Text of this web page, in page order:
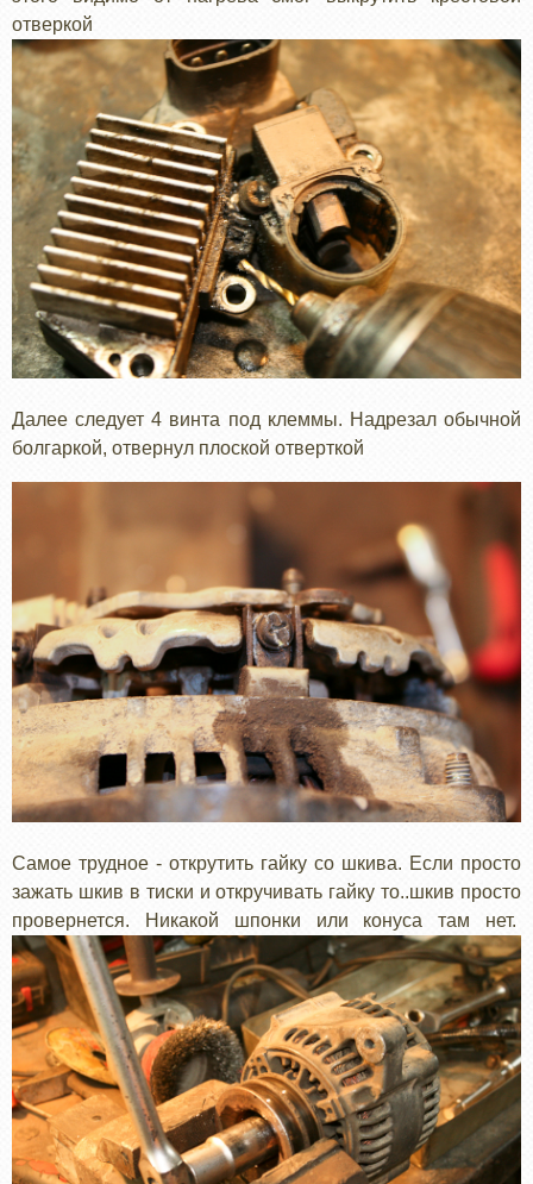
отверкой
Далее следует 4 винта под клеммы. Надрезал обычной
болгаркой, отвернул плоской отверткой
Самое трудное - открутить гайку со шкива. Если просто
зажать шкив в тиски и откручивать гайку то..шкив просто
провернется. Никакой шпонки или конуса там нет.